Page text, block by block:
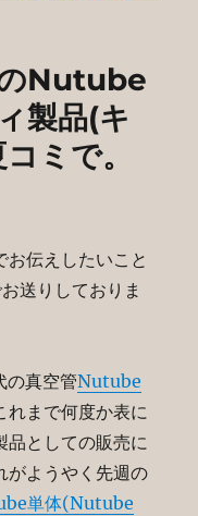
Nutube
製品(キ
ミで。
お伝えしたいこと
送りしておりま
の真空管Nutube
れまで何度か表に
品としての販売に
がようやく先週の
単体(Nutube